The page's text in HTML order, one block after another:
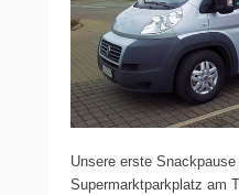
Unsere erste
Supermarktparkplatz am